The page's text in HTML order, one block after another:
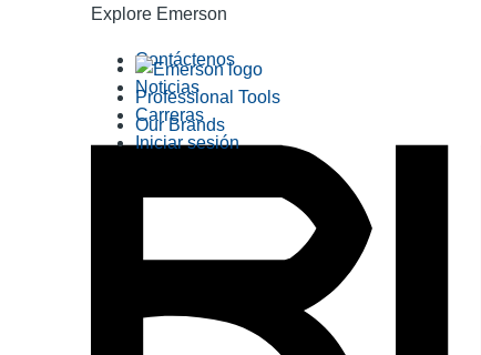
Explore Emerson
Professional Tools
Our Brands
Contáctenos
Noticias
Carreras
Iniciar sesión